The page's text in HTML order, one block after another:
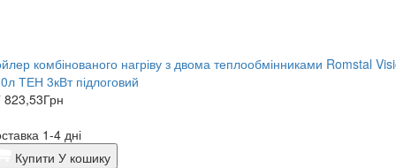
комбінованого нагріву з двома теплообмінниками Romstal
ТЕН 3кВт підлоговий
823,53Грн
1-4 дні
Купити У кошику